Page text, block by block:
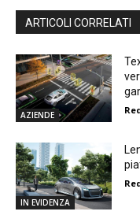
ARTICOLI CORRELATI
AZIENDE
IN EVIDENZA